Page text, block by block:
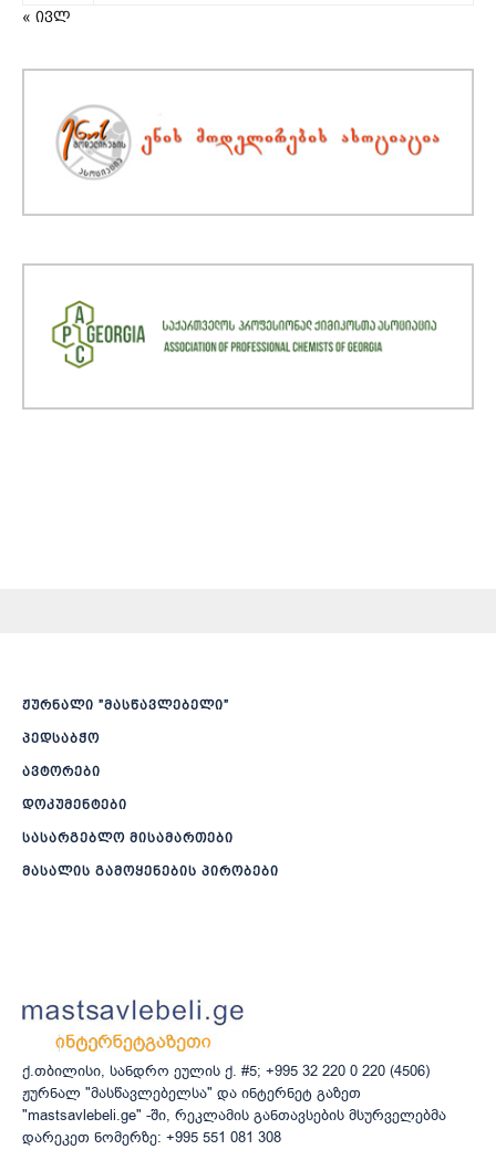
« ივლ
ჟურნალი ”მასწავლებელი”
პედსაბჭო
ავტორები
დოკუმენტები
სასარგებლო მისამართები
მასალის გამოყენების პირობები
ქ.თბილისი, სანდრო ეულის ქ. #5; +995 32 220 0 220 (4506)
ჟურნალ "მასწავლებელსა" და ინტერნეტ გაზეთ
"mastsavlebeli.ge" -ში, რეკლამის განთავსების მსურველებმა
დარეკეთ ნომერზე: +995 551 081 308